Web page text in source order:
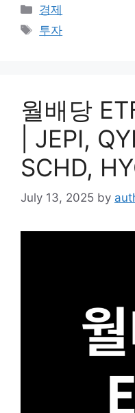
Categories
경제
Tags
투자
월배당
| JEPI,
SCHD,
July 13, 2025 by